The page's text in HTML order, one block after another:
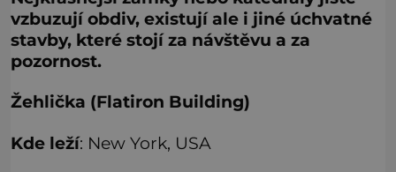
vzbuzují obdiv, existují ale i jiné úchvatné
stavby, které stojí za návštěvu a za
pozornost.
Žehlička (Flatiron Building)
Kde leží: New York, USA